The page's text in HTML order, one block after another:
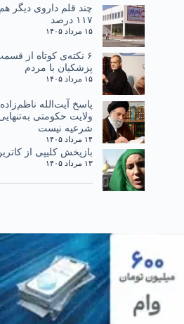
۱۱۷ درصد
۱۵ مرداد ۱۴۰۵
پزشکیان با مردم
۱۵ مرداد ۱۴۰۵
پاسخ آیت‌الله
ولایت حکومتی
شرعیه نیست
۱۴ مرداد ۱۴۰۵
بازپخش کلیپی از
۱۳ مرداد ۱۴۰۵